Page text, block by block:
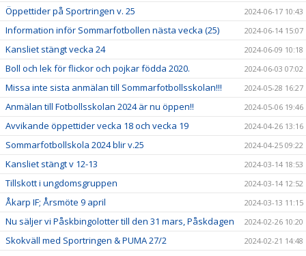
Öppettider på Sportringen v. 25 2024-06-17 10:43
Information inför Sommarfotbollen nästa vecka (25) 2024-06-14 15:07
Kansliet stängt vecka 24 2024-06-09 10:18
Boll och lek för flickor och pojkar födda 2020. 2024-06-03 07:02
Missa inte sista anmälan till Sommarfotbollsskolan!!! 2024-05-28 16:27
Anmälan till Fotbollsskolan 2024 är nu öppen!! 2024-05-06 19:46
Avvikande öppettider vecka 18 och vecka 19 2024-04-26 13:16
Sommarfotbollskola 2024 blir v.25 2024-04-25 09:22
Kansliet stängt v 12-13 2024-03-14 18:53
Tillskott i ungdomsgruppen 2024-03-14 12:52
Åkarp IF; Årsmöte 9 april 2024-03-13 11:15
Nu säljer vi Påskbingolotter till den 31 mars, Påskdagen 2024-02-26 10:20
Skokväll med Sportringen & PUMA 27/2 2024-02-21 14:48